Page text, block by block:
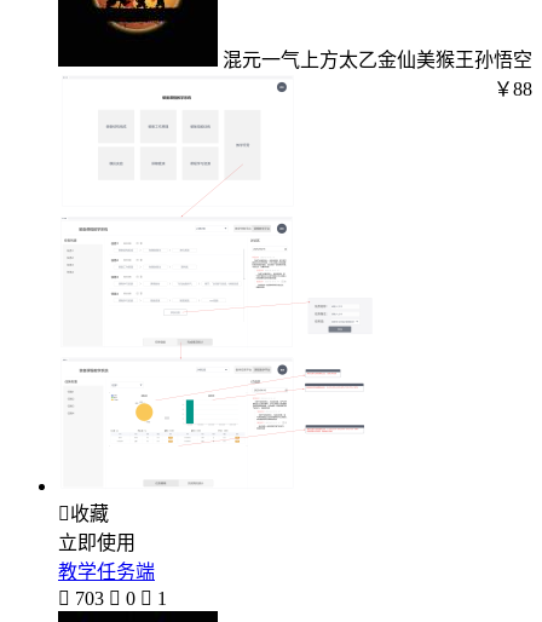
混元一气上方太乙金仙美猴王孙悟空
￥88
收藏
立即使用
教学任务端
 703  0  1